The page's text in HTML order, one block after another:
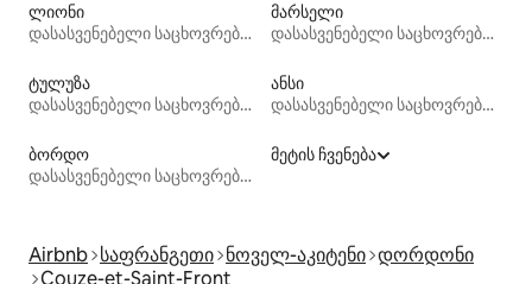
ლიონი
დასასვენებელი საცხოვრებლები
მარსელი
დასასვენებელი საცხოვრებლები
ტულუზა
დასასვენებელი საცხოვრებლები
ანსი
დასასვენებელი საცხოვრებლები
ბორდო
დასასვენებელი საცხოვრებლები
მეტის ჩვენება
Airbnb საფრანგეთი ნოველ-აკიტენი დორდონი
Couze-et-Saint-Front